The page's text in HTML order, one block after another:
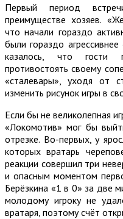
Первый период
преимуществе хозяев.
что начали гораздо
были гораздо
казалось, что гости
противостоять своему
«сталевары», уходя от
изменить рисунок игры в
Если бы не великолепная
«Локомотив» мог бы
отрезке. Во-первых, у
которых вратарь
реакции совершил три
и опасным моментом
Берёзкина «1 в 0» за две
молодому игроку не
вратаря, поэтому счёт